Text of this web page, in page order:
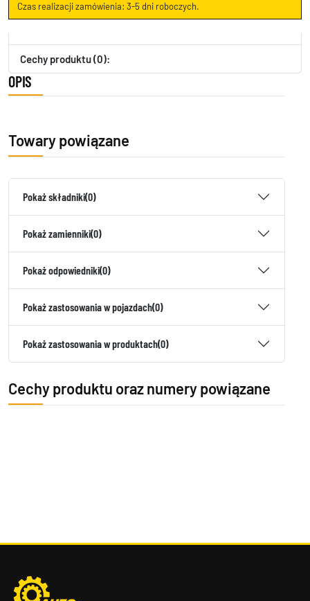
Czas realizacji zamówienia: 3-5 dni roboczych.
Cechy produktu (0):
OPIS
Towary powiązane
Pokaż składniki(0)
Pokaż zamienniki(0)
Pokaż odpowiedniki(0)
Pokaż zastosowania w pojazdach(0)
Pokaż zastosowania w produktach(0)
Cechy produktu oraz numery powiązane